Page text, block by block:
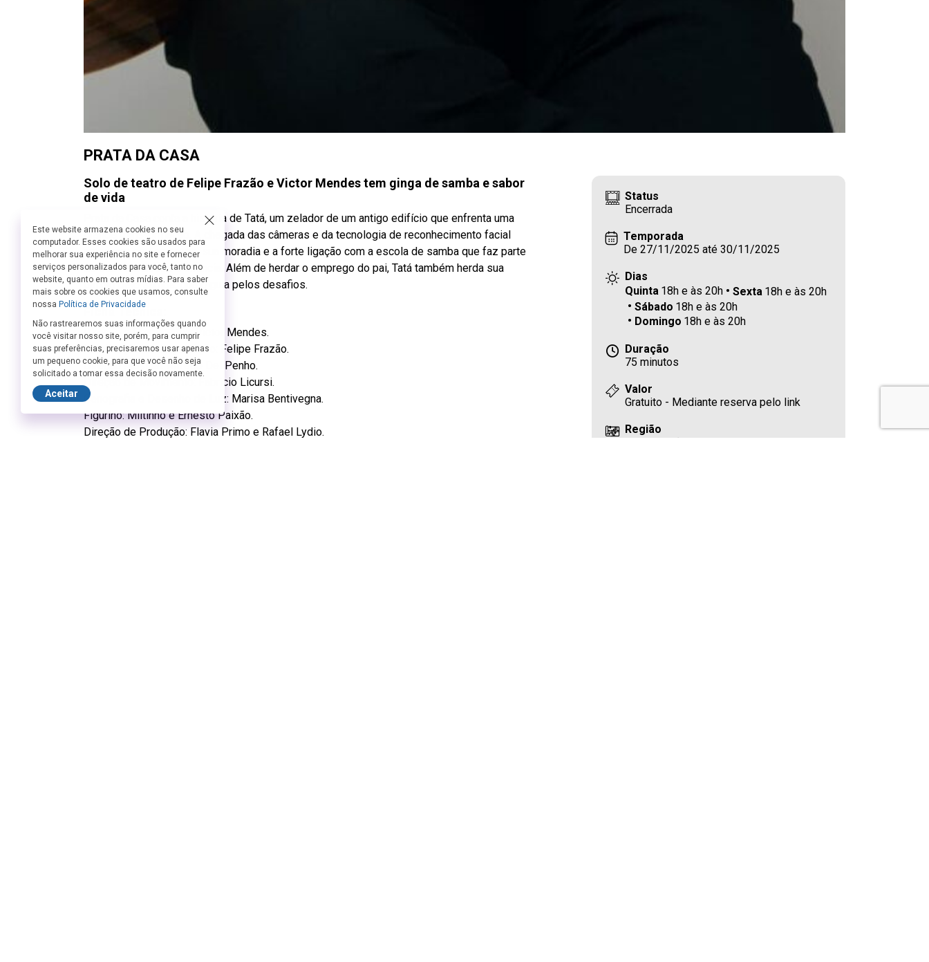
PRATA DA CASA
Solo de teatro de Felipe Frazão e Victor Mendes tem ginga de samba e sabor
de vida
Prata da Casa conta a história de Tatá, um zelador de um antigo edifício que enfrenta uma
grande transformação. A chegada das câmeras e da tecnologia de reconhecimento facial
ameaçam seu emprego, sua moradia e a forte ligação com a escola de samba que faz parte
de sua vida desde a infância. Além de herdar o emprego do pai, Tatá também herda sua
paixão pelo samba, que o guia pelos desafios.
Ficha Técnica:
Direção e Dramaturgia: Victor Mendes.
Idealização e Interpretação: Felipe Frazão.
Direção Musical: Alfredo Del Penho.
Direção de Movimento: Fabricio Licursi.
Cenografia e Desenho de Luz: Marisa Bentivegna.
Figurino: Miltinho e Ernesto Paixão.
Direção de Produção: Flavia Primo e Rafael Lydio.
Status
Encerrada
Temporada
De 27/11/2025 até 30/11/2025
Dias
Quinta 18h e às 20h Sexta 18h e às 20h
Sábado 18h e às 20h
Domingo 18h e às 20h
Duração
75 minutos
Valor
Gratuito - Mediante reserva pelo link
Região
Centro / São Paulo
Este website armazena cookies no seu
computador. Esses cookies são usados para
melhorar sua experiência no site e fornecer
serviços personalizados para você, tanto no
website, quanto em outras mídias. Para saber
mais sobre os cookies que usamos, consulte
nossa Política de Privacidade
Não rastrearemos suas informações quando
você visitar nosso site, porém, para cumprir
suas preferências, precisaremos usar apenas
um pequeno cookie, para que você não seja
solicitado a tomar essa decisão novamente.
Aceitar